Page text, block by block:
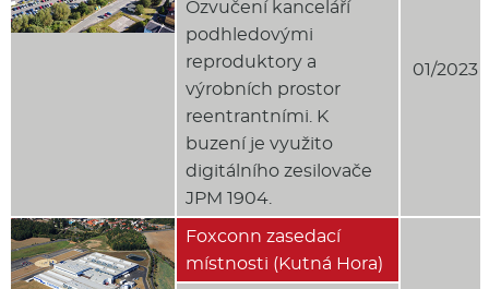
01/2023
Ozvučení kanceláří
podhledovými
reproduktory a
výrobních prostor
reentrantními. K
buzení je využito
digitálního zesilovače
JPM 1904.
Foxconn zasedací
místnosti (Kutná Hora)